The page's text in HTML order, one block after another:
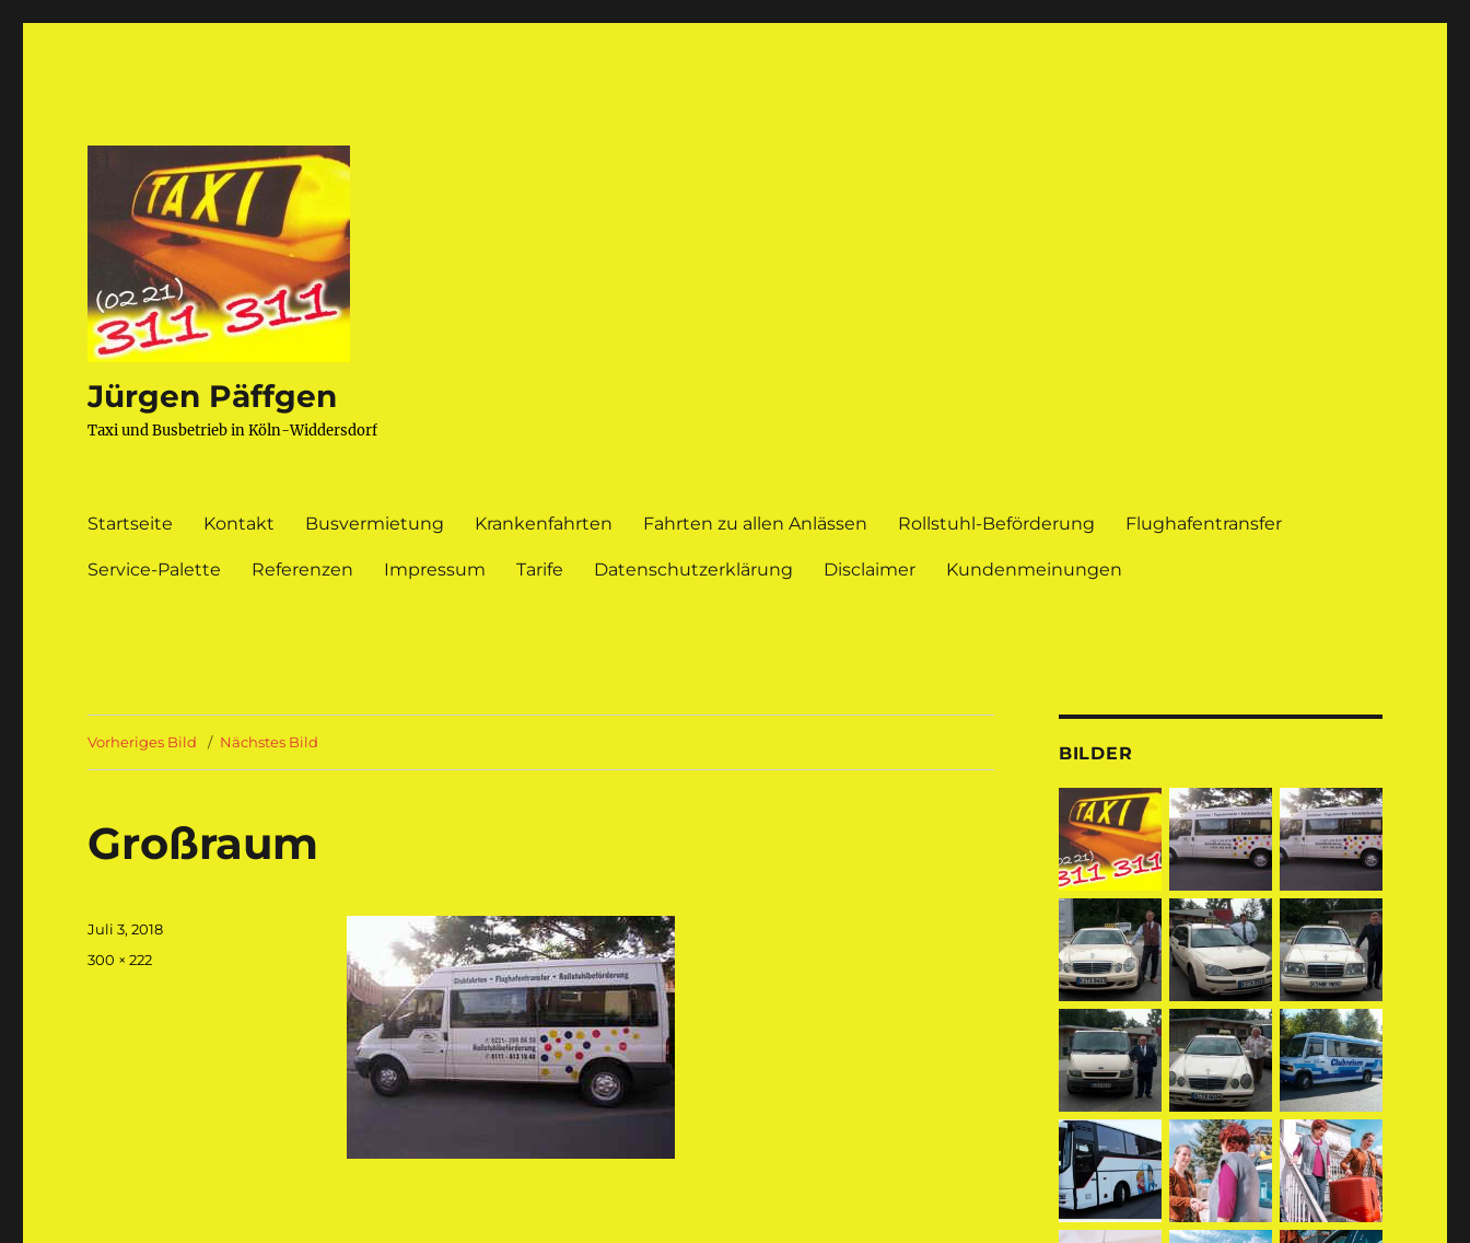
Jürgen Päffgen
Taxi und Busbetrieb in Köln-Widdersdorf
Startseite Kontakt Busvermietung Krankenfahrten Fahrten zu allen Anlässen Rollstuhl-Beförderung Flughafentransfer
Service-Palette Referenzen Impressum Tarife Datenschutzerklärung Disclaimer Kundenmeinungen
Vorheriges Bild Nächstes Bild
Großraum
Veröffentlicht
am
Juli 3, 2018
Originalgröße
300 × 222
BILDER